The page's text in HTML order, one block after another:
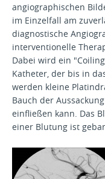
angiographischen
im Einzelfall am
diagnostische
interventionelle
Dabei wird ein
Katheter, der bis in
werden kleine
Bauch der
einfließen kann. Das
einer Blutung ist